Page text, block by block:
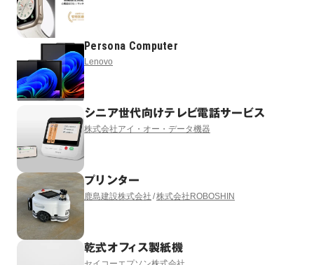
Persona Computer
Lenovo
シニア世代向けテレビ電話サービス
株式会社アイ・オー・データ機器
プリンター
鹿島建設株式会社 株式会社ROBOSHIN
乾式オフィス製紙機